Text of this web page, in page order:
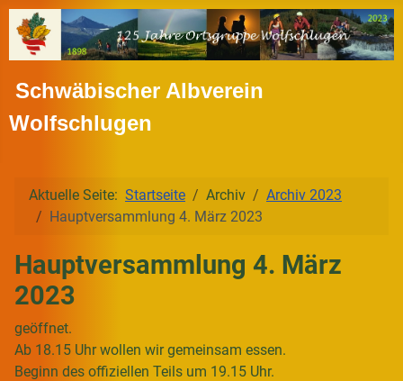
Schwäbischer Albverein
Wolfschlugen
Aktuelle Seite: Startseite Archiv
Archiv 2023
Hauptversammlung 4. März 2023
Hauptversammlung 4. März
2023
geöffnet.
Ab 18.15 Uhr wollen wir gemeinsam essen.
Beginn des offiziellen Teils um 19.15 Uhr.